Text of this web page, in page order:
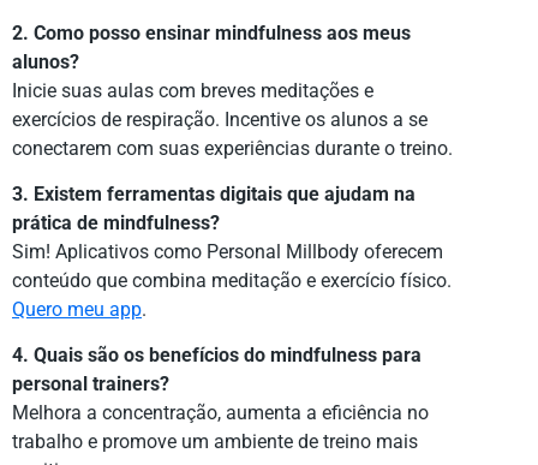
2. Como posso ensinar mindfulness aos meus
alunos?
Inicie suas aulas com breves meditações e
exercícios de respiração. Incentive os alunos a se
conectarem com suas experiências durante o treino.
3. Existem ferramentas digitais que ajudam na
prática de mindfulness?
Sim! Aplicativos como Personal Millbody oferecem
conteúdo que combina meditação e exercício físico.
Quero meu app.
4. Quais são os benefícios do mindfulness para
personal trainers?
Melhora a concentração, aumenta a eficiência no
trabalho e promove um ambiente de treino mais